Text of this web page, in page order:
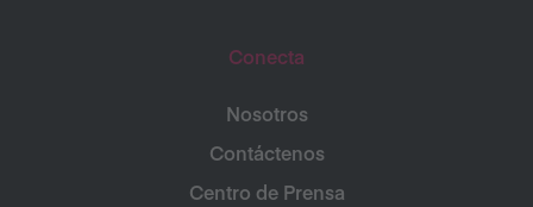
Conecta
Nosotros
Contáctenos
Centro de Prensa